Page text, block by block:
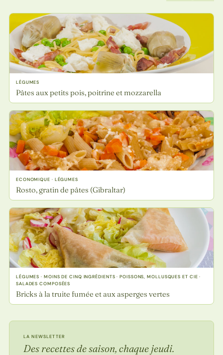
LÉGUMES
Pâtes aux petits pois, poitrine et mozzarella
ECONOMIQUE · LÉGUMES
Rosto, gratin de pâtes (Gibraltar)
LÉGUMES · MOINS DE CINQ INGRÉDIENTS · POISSONS, MOLLUSQUES ET CIE ·
SALADES COMPOSÉES
Bricks à la truite fumée et aux asperges vertes
LA NEWSLETTER
Des recettes de saison, chaque jeudi.